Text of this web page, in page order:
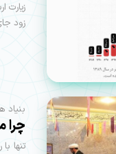
زیارت
زود
بنیاد
چرا
تنها